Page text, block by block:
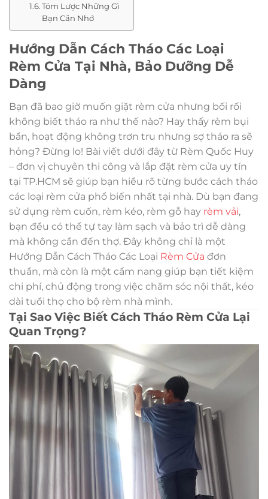
Tóm Lược Những Gì
Bạn Cần Nhớ
Hướng Dẫn Cách Tháo Các Loại
Rèm Cửa Tại Nhà, Bảo Dưỡng Dễ
Dàng
Bạn đã bao giờ muốn giặt rèm cửa nhưng bối rối
không biết tháo ra như thế nào? Hay thấy rèm bụi
bẩn, hoạt động không trơn tru nhưng sợ tháo ra sẽ
hỏng? Đừng lo! Bài viết dưới đây từ Rèm Quốc Huy
– đơn vị chuyên thi công và lắp đặt rèm cửa uy tín
tại TP.HCM sẽ giúp bạn hiểu rõ từng bước cách tháo
các loại rèm cửa phổ biến nhất tại nhà. Dù bạn đang
sử dụng rèm cuốn, rèm kéo, rèm gỗ hay rèm vải,
bạn đều có thể tự tay làm sạch và bảo trì dễ dàng
mà không cần đến thợ. Đây không chỉ là một
Hướng Dẫn Cách Tháo Các Loại Rèm Cửa đơn
thuần, mà còn là một cẩm nang giúp bạn tiết kiệm
chi phí, chủ động trong việc chăm sóc nội thất, kéo
dài tuổi thọ cho bộ rèm nhà mình.
Tại Sao Việc Biết Cách Tháo Rèm Cửa Lại
Quan Trọng?